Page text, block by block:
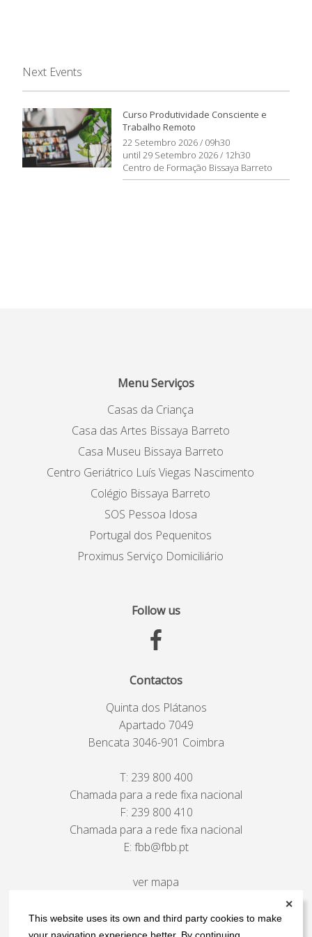
This website uses its own and third party cookies to make
✕
Next Events
Curso Produtividade Consciente e
Trabalho Remoto
22 Setembro 2026 / 09h30
until 29 Setembro 2026 / 12h30
Centro de Formação Bissaya Barreto
Menu Serviços
Casas da Criança
Casa das Artes Bissaya Barreto
Casa Museu Bissaya Barreto
Centro Geriátrico Luís Viegas Nascimento
Colégio Bissaya Barreto
SOS Pessoa Idosa
Portugal dos Pequenitos
Proximus Serviço Domiciliário
Follow us
Contactos
Quinta dos Plátanos
Apartado 7049
Bencata 3046-901 Coimbra
T: 239 800 400
Chamada para a rede fixa nacional
F: 239 800 410
Chamada para a rede fixa nacional
E: fbb@fbb.pt
ver mapa